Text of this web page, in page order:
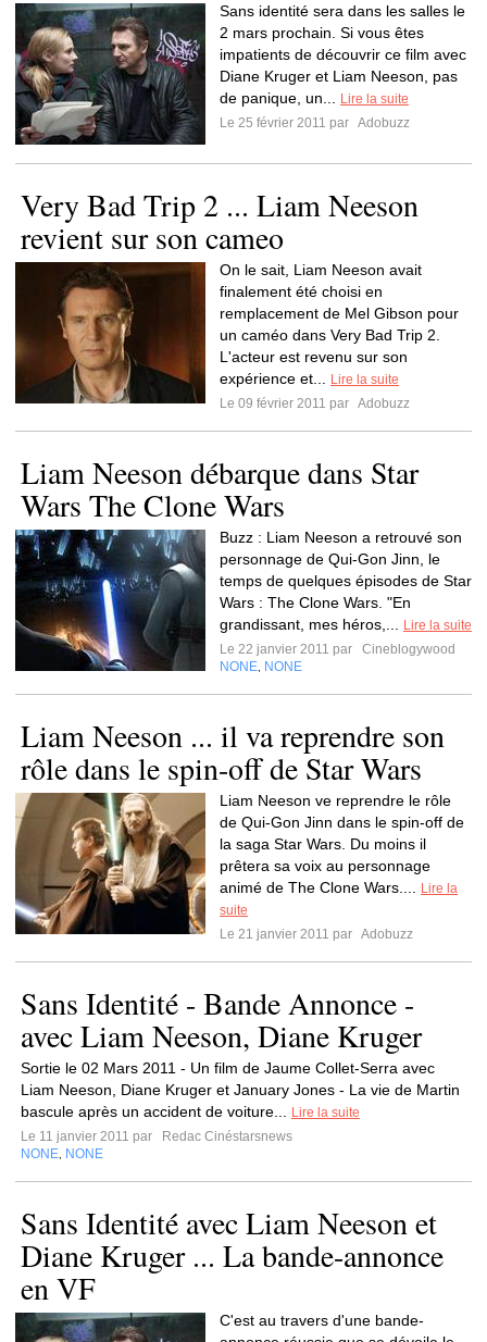
Sans identité sera dans les salles le
2 mars prochain. Si vous êtes
impatients de découvrir ce film avec
Diane Kruger et Liam Neeson, pas
de panique, un...
Lire la suite
Le 25 février 2011 par Adobuzz
Very Bad Trip 2 ... Liam Neeson
revient sur son cameo
On le sait, Liam Neeson avait
finalement été choisi en
remplacement de Mel Gibson pour
un caméo dans Very Bad Trip 2.
L'acteur est revenu sur son
expérience et...
Lire la suite
Le 09 février 2011 par Adobuzz
Liam Neeson débarque dans Star
Wars The Clone Wars
Buzz : Liam Neeson a retrouvé son
personnage de Qui-Gon Jinn, le
temps de quelques épisodes de Star
Wars : The Clone Wars. "En
grandissant, mes héros,...
Lire la suite
Le 22 janvier 2011 par
Cineblogywood
NONE NONE
Liam Neeson ... il va reprendre son
rôle dans le spin-off de Star Wars
Liam Neeson ve reprendre le rôle
de Qui-Gon Jinn dans le spin-off de
la saga Star Wars. Du moins il
prêtera sa voix au personnage
animé de The Clone Wars....
Lire la
suite
Le 21 janvier 2011 par Adobuzz
Sans Identité - Bande Annonce -
avec Liam Neeson, Diane Kruger
Sortie le 02 Mars 2011 - Un film de Jaume Collet-Serra avec
Liam Neeson, Diane Kruger et January Jones - La vie de Martin
bascule après un accident de voiture...
Lire la suite
Le 11 janvier 2011 par
Redac Cinéstarsnews
NONE NONE
Sans Identité avec Liam Neeson et
Diane Kruger ... La bande-annonce
en VF
C'est au travers d'une bande-